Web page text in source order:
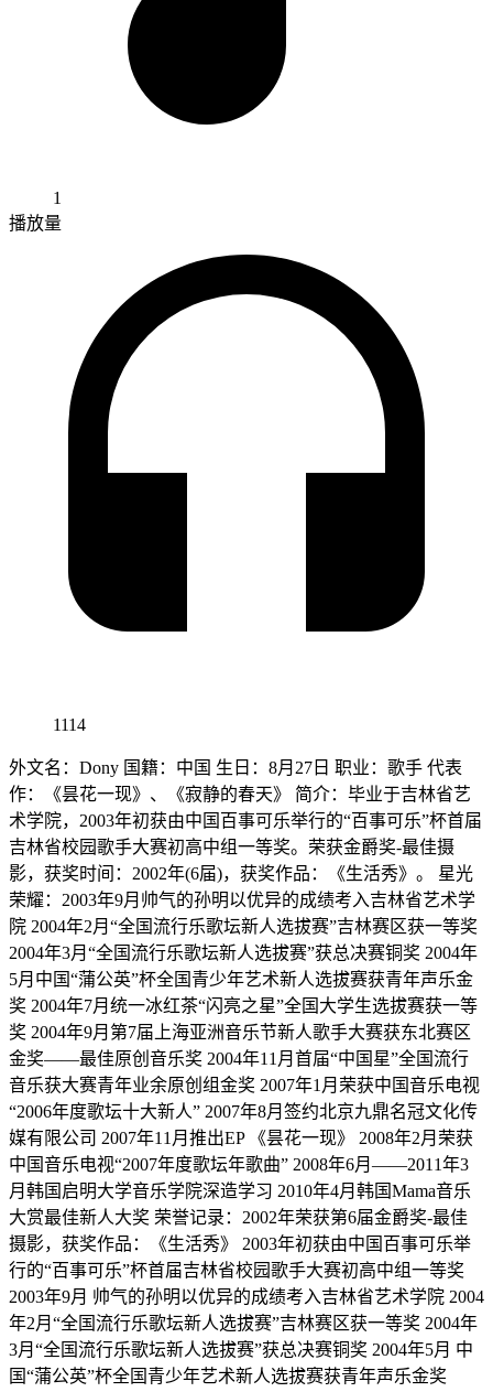
1
播放量
1114
外文名：Dony 国籍：中国 生日：8月27日 职业：歌手 代表
作：《昙花一现》、《寂静的春天》 简介：毕业于吉林省艺
术学院，2003年初获由中国百事可乐举行的“百事可乐”杯首届
吉林省校园歌手大赛初高中组一等奖。荣获金爵奖-最佳摄
影，获奖时间：2002年(6届)，获奖作品：《生活秀》。 星光
荣耀：2003年9月帅气的孙明以优异的成绩考入吉林省艺术学
院 2004年2月“全国流行乐歌坛新人选拔赛”吉林赛区获一等奖
2004年3月“全国流行乐歌坛新人选拔赛”获总决赛铜奖 2004年
5月中国“蒲公英”杯全国青少年艺术新人选拔赛获青年声乐金
奖 2004年7月统一冰红茶“闪亮之星”全国大学生选拔赛获一等
奖 2004年9月第7届上海亚洲音乐节新人歌手大赛获东北赛区
金奖——最佳原创音乐奖 2004年11月首届“中国星”全国流行
音乐获大赛青年业余原创组金奖 2007年1月荣获中国音乐电视
“2006年度歌坛十大新人” 2007年8月签约北京九鼎名冠文化传
媒有限公司 2007年11月推出EP 《昙花一现》 2008年2月荣获
中国音乐电视“2007年度歌坛年歌曲” 2008年6月——2011年3
月韩国启明大学音乐学院深造学习 2010年4月韩国Mama音乐
大赏最佳新人大奖 荣誉记录：2002年荣获第6届金爵奖-最佳
摄影，获奖作品：《生活秀》 2003年初获由中国百事可乐举
行的“百事可乐”杯首届吉林省校园歌手大赛初高中组一等奖
2003年9月 帅气的孙明以优异的成绩考入吉林省艺术学院 2004
年2月“全国流行乐歌坛新人选拔赛”吉林赛区获一等奖 2004年
3月“全国流行乐歌坛新人选拔赛”获总决赛铜奖 2004年5月 中
国“蒲公英”杯全国青少年艺术新人选拔赛获青年声乐金奖